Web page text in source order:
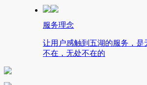
服务理念
让用户感触到五湖的服务，是
不在，无处不在的